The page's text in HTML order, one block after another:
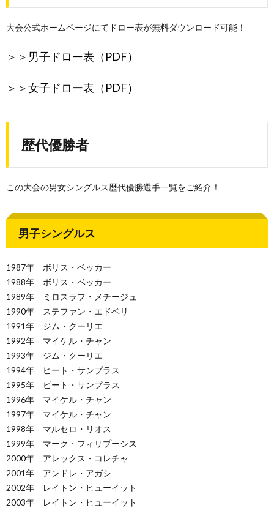
大会公式ホームページにてドロー表が無料ダウンロード可能！
＞＞ 男子ドロー表（PDF）
＞＞女子ドロー表（PDF）
歴代優勝者
この大会の男女シングルス歴代優勝選手一覧をご紹介！
男子シングルス
1987年 ボリス・ベッカー
1988年 ボリス・ベッカー
1989年 ミロスラフ・メチージュ
1990年 ステファン・エドベリ
1991年 ジム・クーリエ
1992年 マイケル・チャン
1993年 ジム・クーリエ
1994年 ピート・サンプラス
1995年 ピート・サンプラス
1996年 マイケル・チャン
1997年 マイケル・チャン
1998年 マルセロ・リオス
1999年 マーク・フィリプーシス
2000年 アレックス・コレチャ
2001年 アンドレ・アガシ
2002年 レイトン・ヒューイット
2003年 レイトン・ヒューイット